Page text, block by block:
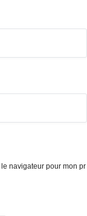
navigateur pour mon pr